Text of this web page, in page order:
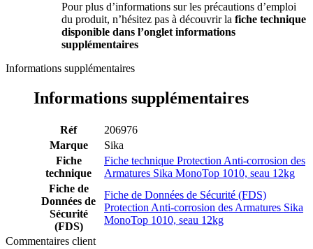
Pour plus d’informations sur les précautions d’emploi
du produit, n’hésitez pas à découvrir la fiche technique
disponible dans l’onglet informations
supplémentaires
Informations supplémentaires
Informations supplémentaires
Réf
206976
Marque
Sika
Fiche
technique
Fiche technique Protection Anti-corrosion des
Armatures Sika MonoTop 1010, seau 12kg
Fiche de
Données de
Sécurité
(FDS)
Fiche de Données de Sécurité (FDS)
Protection Anti-corrosion des Armatures Sika
MonoTop 1010, seau 12kg
Commentaires client